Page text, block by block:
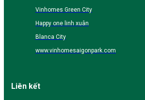
Vinhomes Green City
Happy one linh xuân
Blanca City
www.vinhomesaigonpark.com
Liên kết